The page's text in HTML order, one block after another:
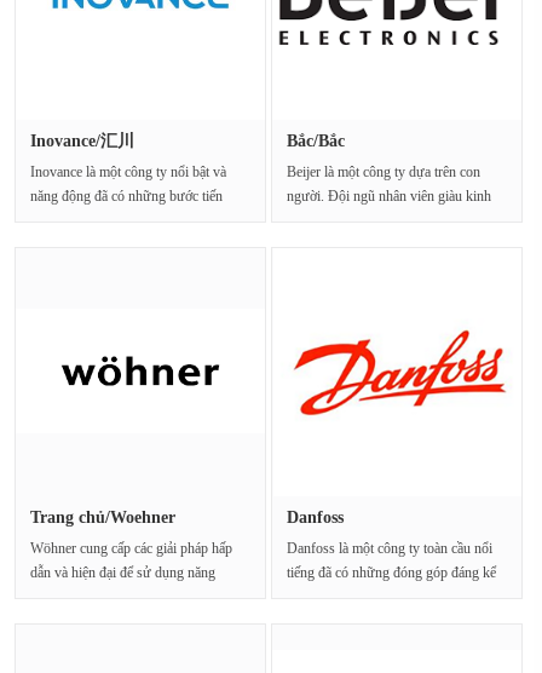
Inovance/汇川
Inovance là một công ty nổi bật và
năng động đã có những bước tiến
Bắc/Bắc
Beijer là một công ty dựa trên con
người. Đội ngũ nhân viên giàu kinh
Trang chủ/Woehner
Wöhner cung cấp các giải pháp hấp
dẫn và hiện đại để sử dụng năng
Danfoss
Danfoss là một công ty toàn cầu nổi
tiếng đã có những đóng góp đáng kể